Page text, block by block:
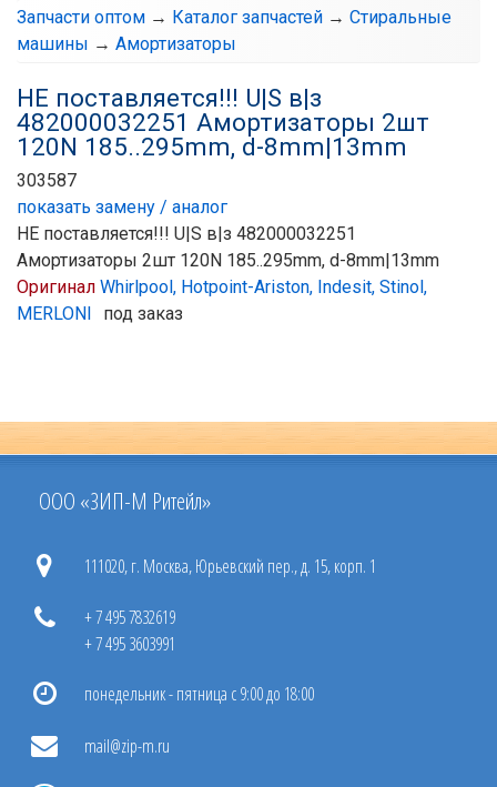
Запчасти оптом → Каталог запчастей → Стиральные
машины → Амортизаторы
НЕ поставляется!!! U|S в|з
482000032251 Амортизаторы 2шт
120N 185..295mm, d-8mm|13mm
303587
показать замену / аналог
НЕ поставляется!!! U|S в|з 482000032251
Амортизаторы 2шт 120N 185..295mm, d-8mm|13mm
Оригинал Whirlpool, Hotpoint-Ariston, Indesit, Stinol,
MERLONI
под заказ
ООО «ЗИП-М Ритейл»
111020, г. Москва, Юрьевский пер., д. 15, корп. 1
+ 7 495 7832619
+ 7 495 3603991
понедельник - пятница с 9:00 до 18:00
mail@zip-m.ru